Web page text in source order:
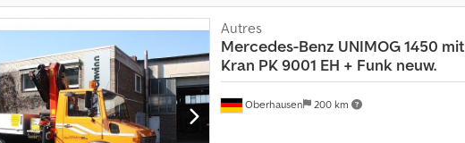
Oberhausen 200 km
Autres
Mercedes-Benz UNIMOG 1450 mit
Kran PK 9001 EH + Funk neuw.
V
e